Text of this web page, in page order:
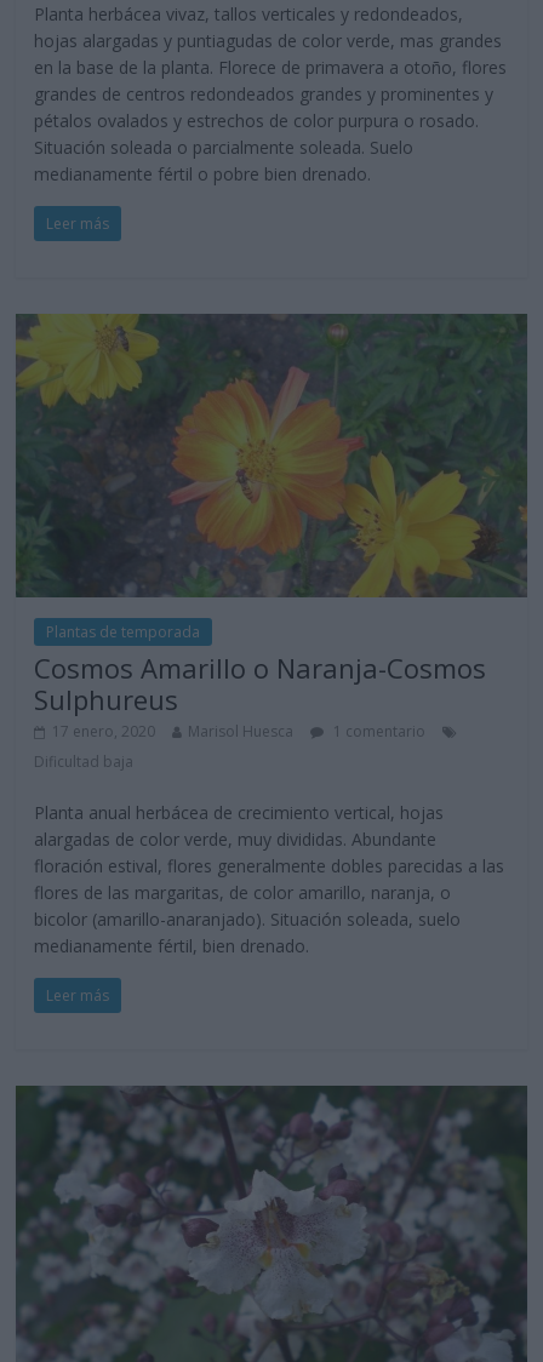
Planta herbácea vivaz, tallos verticales y redondeados,
hojas alargadas y puntiagudas de color verde, mas grandes
en la base de la planta. Florece de primavera a otoño, flores
grandes de centros redondeados grandes y prominentes y
pétalos ovalados y estrechos de color purpura o rosado.
Situación soleada o parcialmente soleada. Suelo
medianamente fértil o pobre bien drenado.
Leer más
Plantas de temporada
Cosmos Amarillo o Naranja-Cosmos
Sulphureus
17 enero, 2020 Marisol Huesca
1 comentario
Dificultad baja
Planta anual herbácea de crecimiento vertical, hojas
alargadas de color verde, muy divididas. Abundante
floración estival, flores generalmente dobles parecidas a las
flores de las margaritas, de color amarillo, naranja, o
bicolor (amarillo-anaranjado). Situación soleada, suelo
medianamente fértil, bien drenado.
Leer más